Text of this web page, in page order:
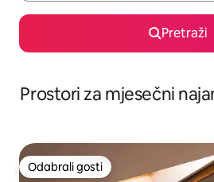
Pretraži
Prostori za mjesečni
Odabrali gosti
Odabrali gosti